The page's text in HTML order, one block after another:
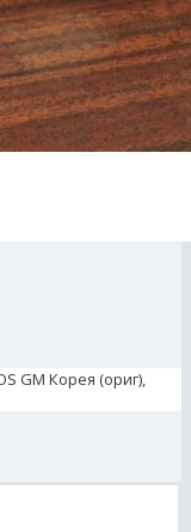
GM Корея (ориг),